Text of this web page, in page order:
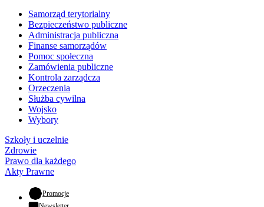
Samorząd terytorialny
Bezpieczeństwo publiczne
Administracja publiczna
Finanse samorządów
Pomoc społeczna
Zamówienia publiczne
Kontrola zarządcza
Orzeczenia
Służba cywilna
Wojsko
Wybory
Szkoły i uczelnie
Zdrowie
Prawo dla każdego
Akty Prawne
Promocje- otwiera się w nowej karcie